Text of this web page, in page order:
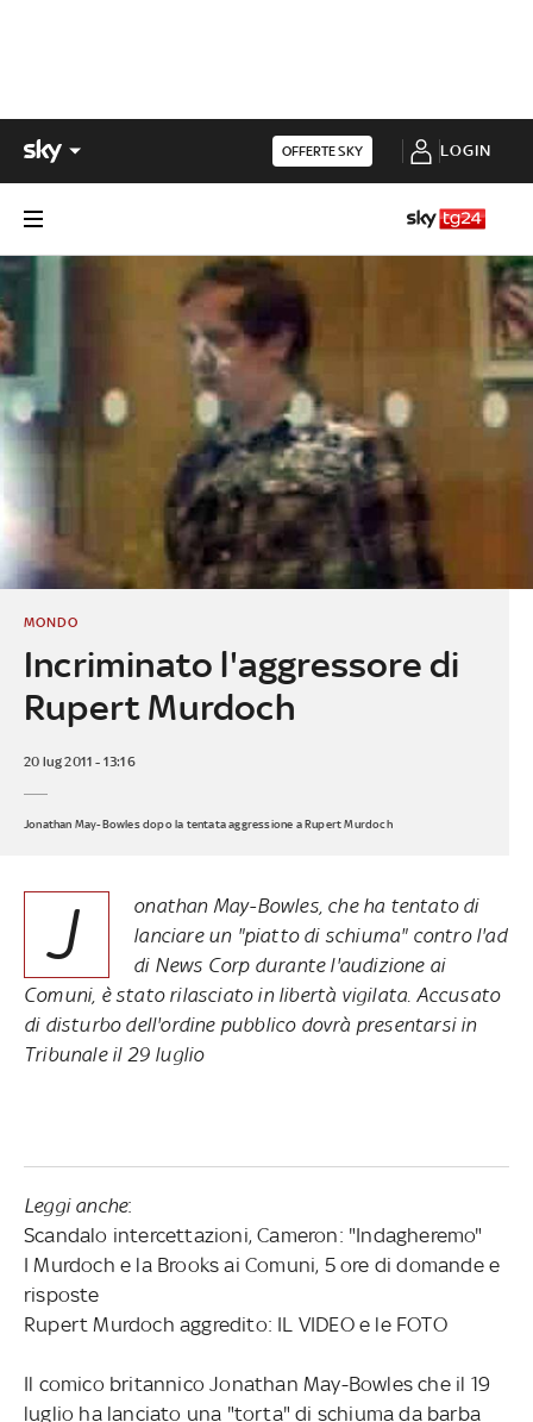
OFFERTE SKY LOGIN
Incriminato l'aggressore di
Rupert Murdoch
MONDO
20 lug 2011 - 13:16
Jonathan May-Bowles dopo la tentata aggressione a Rupert Murdoch
J
onathan May-Bowles, che ha tentato di
lanciare un "piatto di schiuma" contro l'ad
di News Corp durante l'audizione ai
Comuni, è stato rilasciato in libertà vigilata. Accusato
di disturbo dell'ordine pubblico dovrà presentarsi in
Tribunale il 29 luglio
Leggi anche:
Scandalo intercettazioni, Cameron: "Indagheremo"
I Murdoch e la Brooks ai Comuni, 5 ore di domande e
risposte
Rupert Murdoch aggredito: IL VIDEO e le FOTO
Il comico britannico Jonathan May-Bowles che il 19
luglio ha lanciato una "torta" di schiuma da barba